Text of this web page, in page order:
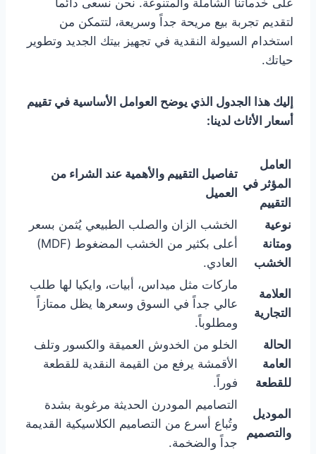
على خدماتنا الشاملة والمتنوعة. نحن نسعى دائماً
لتقديم تجربة بيع مريحة جداً وسريعة، لتتمكن من
استخدام السيولة النقدية في تجهيز بيتك الجديد وتطوير
حياتك.
إليك هذا الجدول الذي يوضح العوامل الأساسية في تقييم
أسعار الأثاث لدينا:
العامل
المؤثر في
التقييم
تفاصيل التقييم والأهمية عند الشراء من
العميل
نوعية
ومتانة
الخشب
الخشب الزان والصلب الطبيعي يُثمن بسعر
أعلى بكثير من الخشب المضغوط (MDF)
العادي.
العلامة
التجارية
ماركات مثل ميداس، أبيات، وايكيا لها طلب
عالي جداً في السوق وسعرها يظل ممتازاً
ومطلوباً.
الحالة
العامة
للقطعة
الخلو من الخدوش العميقة والكسور وتلف
الأقمشة يرفع من القيمة النقدية للقطعة
فوراً.
الموديل
والتصميم
التصاميم المودرن الحديثة مرغوبة بشدة
وتُباع أسرع من التصاميم الكلاسيكية القديمة
جداً والضخمة.